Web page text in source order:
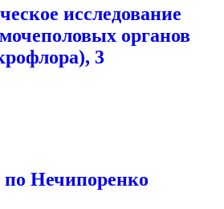
исследование
органов
3
Нечипоренко